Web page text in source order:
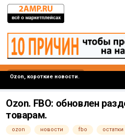
Ozon, короткие новости.
Ozon. FBO: обновлен
товарам.
ozon новости fbo остатки